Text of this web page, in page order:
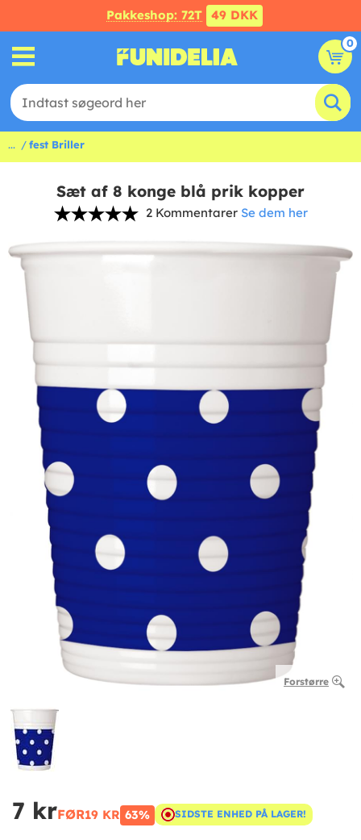
Pakkeshop: 72T 49 DKK
0
... fest Briller
Sæt af 8 konge blå prik kopper
2 Kommentarer Se dem her
Forstørre
7 krFØR19 KR 63% SIDSTE ENHED PÅ LAGER!